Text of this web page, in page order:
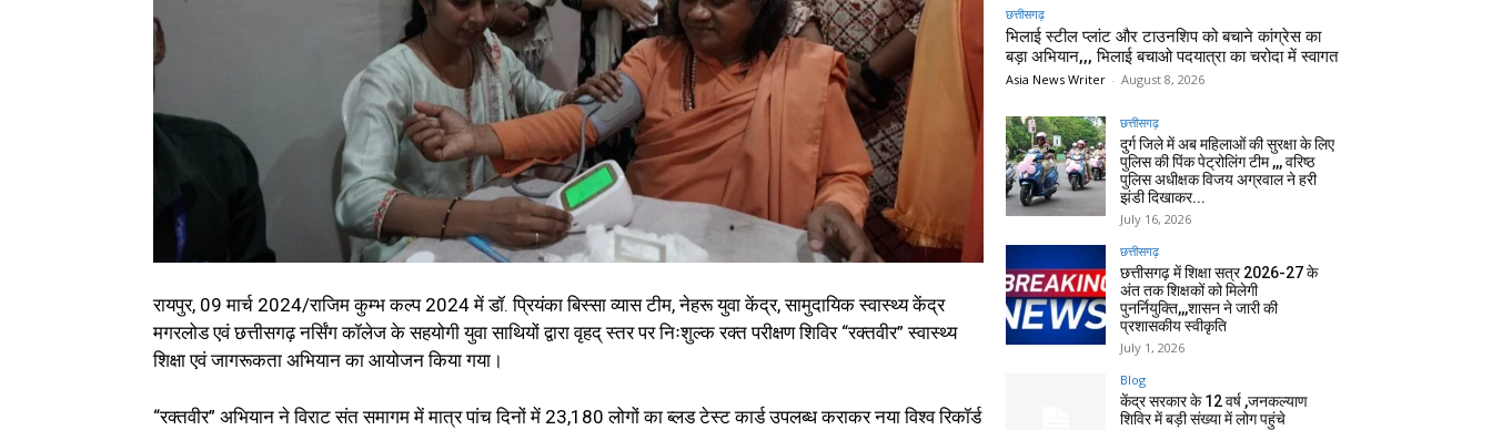
रायपुर, 09 मार्च 2024/राजिम कुम्भ कल्प 2024 में डॉ. प्रियंका बिस्सा व्यास टीम, नेहरू युवा केंद्र, सामुदायिक स्वास्थ्य केंद्र
मगरलोड एवं छत्तीसगढ़ नर्सिंग कॉलेज के सहयोगी युवा साथियों द्वारा वृहद् स्तर पर निःशुल्क रक्त परीक्षण शिविर “रक्तवीर” स्वास्थ्य
शिक्षा एवं जागरूकता अभियान का आयोजन किया गया।
“रक्तवीर” अभियान ने विराट संत समागम में मात्र पांच दिनों में 23,180 लोगों का ब्लड टेस्ट कार्ड उपलब्ध कराकर नया विश्व रिकॉर्ड
छत्तीसगढ़
भिलाई स्टील प्लांट और टाउनशिप को बचाने कांग्रेस का
बड़ा अभियान,,, भिलाई बचाओ पदयात्रा का चरोदा में स्वागत
Asia News Writer - August 8, 2026
छत्तीसगढ़
दुर्ग जिले में अब महिलाओं की सुरक्षा के लिए
पुलिस की पिंक पेट्रोलिंग टीम ,,, वरिष्ठ
पुलिस अधीक्षक विजय अग्रवाल ने हरी
झंडी दिखाकर...
July 16, 2026
छत्तीसगढ़
छत्तीसगढ़ में शिक्षा सत्र 2026-27 के
अंत तक शिक्षकों को मिलेगी
पुनर्नियुक्ति,,,शासन ने जारी की
प्रशासकीय स्वीकृति
July 1, 2026
Blog
केंद्र सरकार के 12 वर्ष ,जनकल्याण
शिविर में बड़ी संख्या में लोग पहुंचे